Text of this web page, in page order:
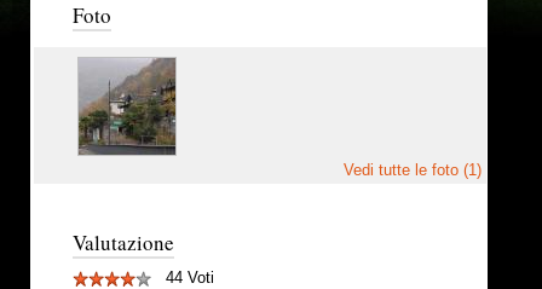
Foto
Vedi tutte le foto (1)
Valutazione
44 Voti